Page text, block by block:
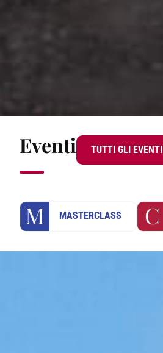
Eventi TUTTI GLI EVENTI
LEGENDA
MASTERCLASS